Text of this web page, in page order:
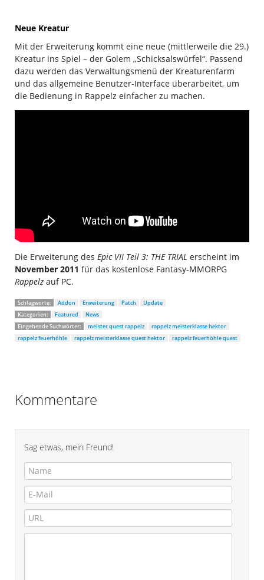
Neue Kreatur
Mit der Erweiterung kommt eine neue (mittlerweile die 29.)
Kreatur ins Spiel – der Golem „Schicksalswürfel“. Passend
dazu werden das Verwaltungsmenü der Kreaturenfarm
und das allgemeine Benutzer-Interface überarbeitet, um
die Bedienung in Rappelz einfacher zu machen.
Die Erweiterung des Epic VII Teil 3: THE TRIAL erscheint im
November 2011 für das kostenlose Fantasy-MMORPG
Rappelz auf PC.
Schlagworte: Addon Erweiterung Patch
Update
Kategorien:
Featured
News
Eingehende Suchwörter:
meister quest rappelz
rappelz meisterklasse hektor
rappelz feuerhöhle
rappelz meisterklasse quest hektor rappelz feuerhöhle quest
Kommentare
Sag etwas, mein Freund!